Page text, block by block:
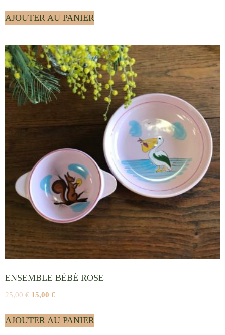
AJOUTER AU PANIER
ENSEMBLE BÉBÉ ROSE
25,00€ 15,00 €
AJOUTER AU PANIER